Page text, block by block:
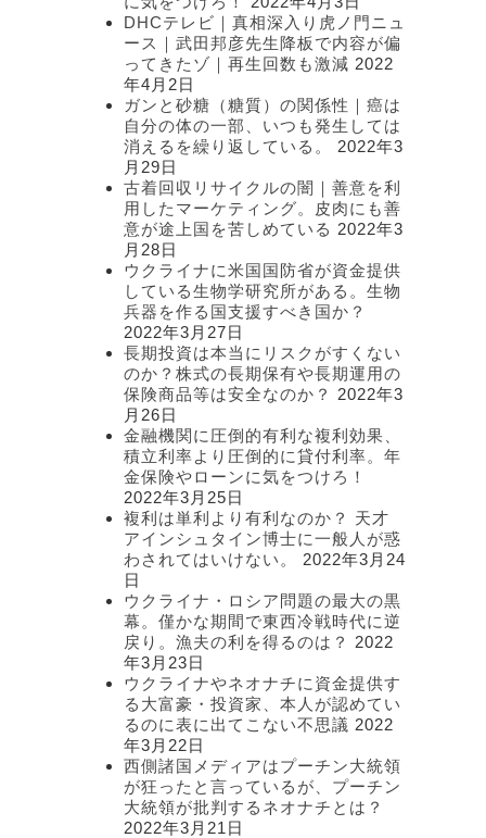
DHCテレビ｜真相深入り虎ノ門ニュ
ース｜武田邦彦先生降板で内容が偏
ってきたゾ｜再生回数も激減 2022
年4月2日
ガンと砂糖（糖質）の関係性｜癌は
自分の体の一部、いつも発生しては
消えるを繰り返している。
2022年3
月29日
古着回収リサイクルの闇｜善意を利
用したマーケティング。皮肉にも善
意が途上国を苦しめている 2022年3
月28日
ウクライナに米国国防省が資金提供
している生物学研究所がある。生物
兵器を作る国支援すべき国か？
2022年3月27日
長期投資は本当にリスクがすくない
のか？株式の長期保有や長期運用の
保険商品等は安全なのか？
2022年3
月26日
金融機関に圧倒的有利な複利効果、
積立利率より圧倒的に貸付利率。年
金保険やローンに気をつけろ！
2022年3月25日
複利は単利より有利なのか？ 天才
アインシュタイン博士に一般人が惑
わされてはいけない。
2022年3月24
日
ウクライナ・ロシア問題の最大の黒
幕。僅かな期間で東西冷戦時代に逆
戻り。漁夫の利を得るのは？
2022
年3月23日
ウクライナやネオナチに資金提供す
る大富豪・投資家、本人が認めてい
るのに表に出てこない不思議 2022
年3月22日
西側諸国メディアはプーチン大統領
が狂ったと言っているが、プーチン
大統領が批判するネオナチとは？
2022年3月21日